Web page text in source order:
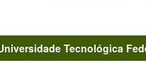
Tecnológica